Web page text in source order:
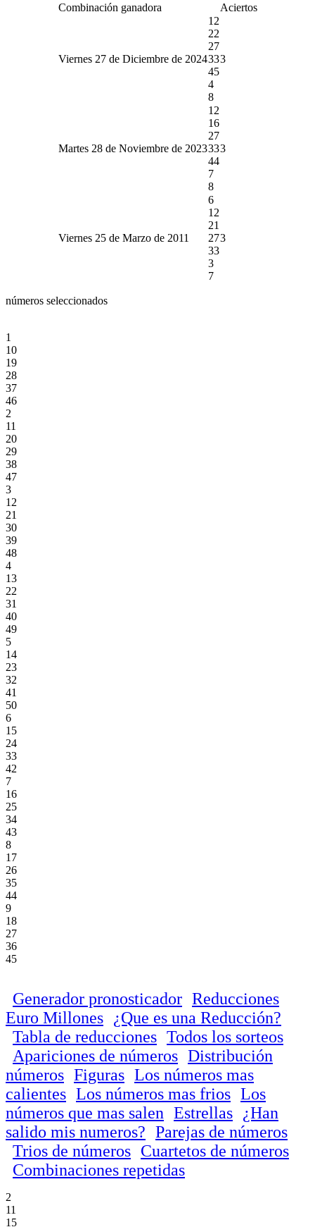
Combinación ganadora Aciertos
Viernes 27 de Diciembre de 2024
12
22
27
33
45
4
8
3
Martes 28 de Noviembre de 2023
12
16
27
33
44
7
8
3
Viernes 25 de Marzo de 2011
6
12
21
27
33
3
7
3
números seleccionados
1
10
19
28
37
46
2
11
20
29
38
47
3
12
21
30
39
48
4
13
22
31
40
49
5
14
23
32
41
50
6
15
24
33
42
7
16
25
34
43
8
17
26
35
44
9
18
27
36
45
Generador pronosticador Reducciones
Euro Millones
¿Que es una Reducción?
Tabla de reducciones Todos los sorteos
Apariciones de números Distribución
números Figuras Los números mas
calientes Los números mas frios Los
números que mas salen Estrellas
¿Han
salido mis numeros? Parejas de números
Trios de números Cuartetos de números
Combinaciones repetidas
2
11
15